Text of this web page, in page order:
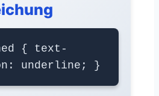
{ text-
underline; }